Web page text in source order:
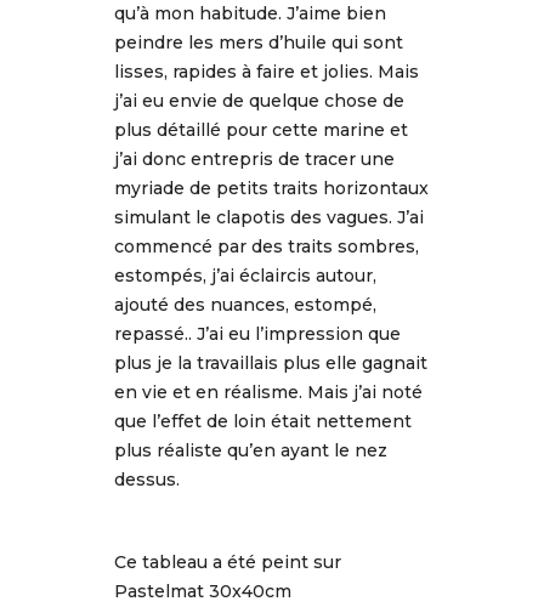
qu’à mon habitude. J’aime bien
peindre les mers d’huile qui sont
lisses, rapides à faire et jolies. Mais
j’ai eu envie de quelque chose de
plus détaillé pour cette marine et
j’ai donc entrepris de tracer une
myriade de petits traits horizontaux
simulant le clapotis des vagues. J’ai
commencé par des traits sombres,
estompés, j’ai éclaircis autour,
ajouté des nuances, estompé,
repassé.. J’ai eu l’impression que
plus je la travaillais plus elle gagnait
en vie et en réalisme. Mais j’ai noté
que l’effet de loin était nettement
plus réaliste qu’en ayant le nez
dessus.
Ce tableau a été peint sur
Pastelmat 30x40cm